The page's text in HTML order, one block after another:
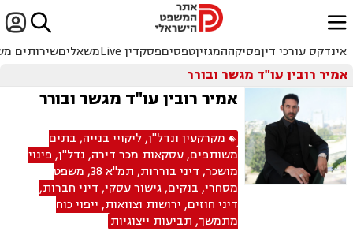

ﱐ
אינדקס עורכי דיןפסיקההמגזיןטפסיםפסקדין Live משאליםשירותים
אמיר רובין עו"ד מגשר ובורר
אמיר רובין עו"ד מגשר ובורר
מקרקעין ונדל"ן,ליקויי בנייה, בתים
משותפים,עסקאות מכר דירה, נדל"ן, פינוי
מושכר, דיני בוררות, תמ"א 38 , משפט
מסחרי, בנקים,גישור עסקי, דיני חברות,
דיני חוזים, ירושות וצוואות, ייפוי כוח
מתמשך, תביעות ייצוגיות